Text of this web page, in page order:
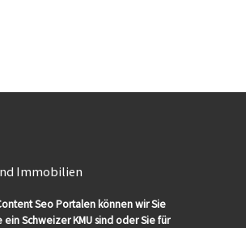
Immobilien
Seo Portalen können wir Sie
Schweizer KMU sind oder Sie für